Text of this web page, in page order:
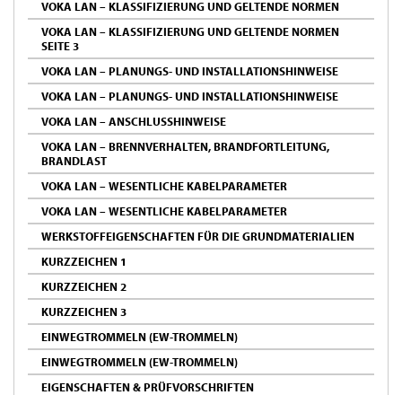
VOKA LAN – KLASSIFIZIERUNG UND GELTENDE NORMEN
VOKA LAN – KLASSIFIZIERUNG UND GELTENDE NORMEN
SEITE 3
VOKA LAN – PLANUNGS- UND INSTALLATIONSHINWEISE
VOKA LAN – PLANUNGS- UND INSTALLATIONSHINWEISE
VOKA LAN – ANSCHLUSSHINWEISE
VOKA LAN – BRENNVERHALTEN, BRANDFORTLEITUNG,
BRANDLAST
VOKA LAN – WESENTLICHE KABELPARAMETER
VOKA LAN – WESENTLICHE KABELPARAMETER
WERKSTOFFEIGENSCHAFTEN FÜR DIE GRUNDMATERIALIEN
KURZZEICHEN 1
KURZZEICHEN 2
KURZZEICHEN 3
EINWEGTROMMELN (EW-TROMMELN)
EINWEGTROMMELN (EW-TROMMELN)
EIGENSCHAFTEN & PRÜFVORSCHRIFTEN